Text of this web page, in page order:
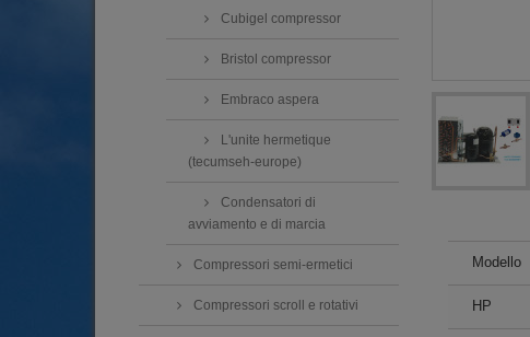
Cubigel compressor
Bristol compressor
Embraco aspera
L'unite hermetique
(tecumseh-europe)
Condensatori di
avviamento e di marcia
Compressori semi-ermetici
Compressori scroll e rotativi
Modello
HP